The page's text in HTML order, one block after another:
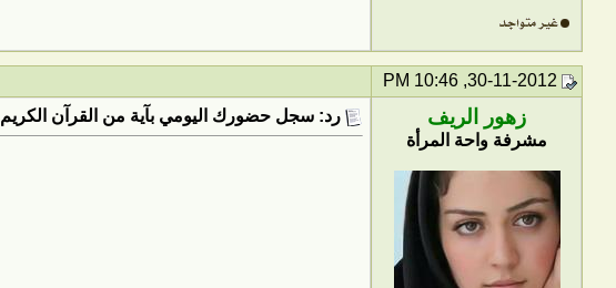
زهور الريف
مشرفة واحة المرأة
رد: سجل حضورك اليومي بآية من القرآن الكريم